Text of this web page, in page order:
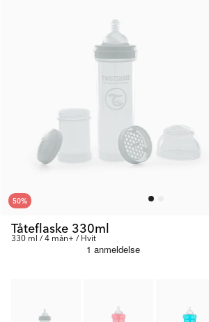
50%
Tåteflaske 330ml
330 ml / 4 mån+ / Hvit